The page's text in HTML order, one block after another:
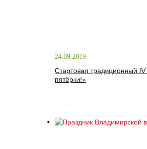
24.09.2019
Стартовал традиционный IV
пятёрки!»